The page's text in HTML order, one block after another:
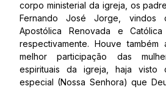
corpo ministerial da igreja, os
Fernando José Jorge, vindos
Apostólica Renovada e Católica
respectivamente. Houve
melhor participação das
espirituais da igreja, haja visto
especial (Nossa Senhora) que